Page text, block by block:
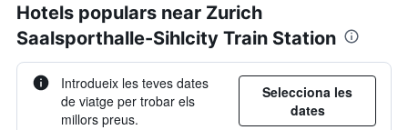
Hotels populars near Zurich
Saalsporthalle-Sihlcity Train Station
Introdueix les teves dates
de viatge per trobar els
millors preus.
Selecciona les
dates